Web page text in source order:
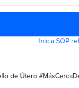
Inicia SOP
de Útero